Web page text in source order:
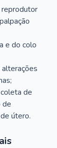
reprodutor
e do colo
coleta de
de
útero.